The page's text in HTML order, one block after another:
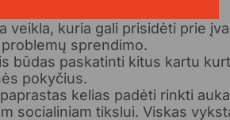
veikla, kuria gali prisidėti prie
sprendimo.
būdas paskatinti kitus kartu
pokyčius.
kelias padėti rinkti
socialiniam tikslui. Viskas